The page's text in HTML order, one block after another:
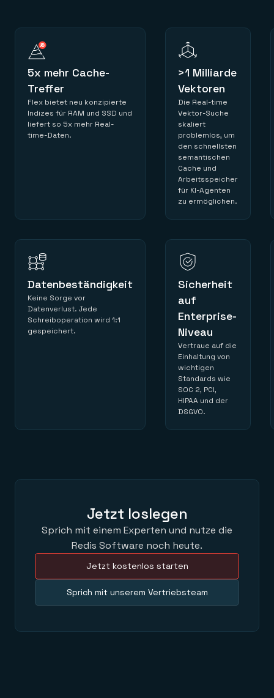
5x mehr Cache-
Treffer
Flex bietet neu konzipierte
Indizes für RAM und SSD und
liefert so 5x mehr Real-
time-Daten.
>1 Milliarde
Vektoren
Die Real-time
Vektor-Suche
skaliert
problemlos, um
den schnellsten
semantischen
Cache und
Arbeitsspeicher
für KI-Agenten
zu ermöglichen.
Datenbeständigkeit
Keine Sorge vor
Datenverlust. Jede
Schreiboperation wird 1:1
gespeichert.
Sicherheit
auf
Enterprise-
Niveau
Vertraue auf die
Einhaltung von
wichtigen
Standards wie
SOC 2, PCI,
HIPAA und der
DSGVO.
Jetzt loslegen
Sprich mit einem Experten und nutze die
Redis Software noch heute.
Jetzt kostenlos starten
Sprich mit unserem Vertriebsteam